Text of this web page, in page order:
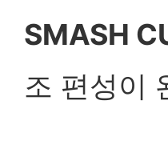
SMASH
조 편성이